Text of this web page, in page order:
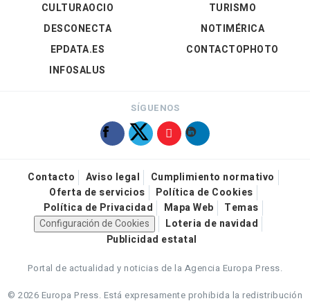
CULTURAOCIO
DESCONECTA
EPDATA.ES
INFOSALUS
TURISMO
NOTIMÉRICA
CONTACTOPHOTO
SÍGUENOS
Contacto Aviso legal
Cumplimiento normativo
Oferta de servicios
Política de Cookies
Política de Privacidad
Mapa Web
Temas
Configuración de Cookies
Loteria de navidad
Publicidad estatal
Portal de actualidad y noticias de la Agencia Europa Press.
© 2026 Europa Press. Está expresamente prohibida la redistribución